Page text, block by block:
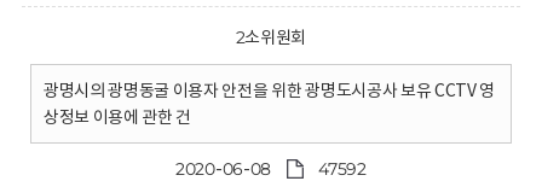
2소위원회
광명시의 광명동굴 이용자 안전을 위한 광명도시공사 보유 CCTV 영
상정보 이용에 관한 건
2020-06-08 47592